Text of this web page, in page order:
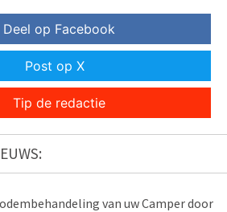
Deel op Facebook
Post op X
Tip de redactie
van uw Camper door